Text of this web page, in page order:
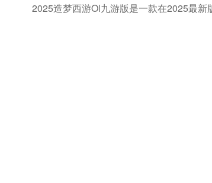
2025造梦西游ol九游版是一款在2025最新